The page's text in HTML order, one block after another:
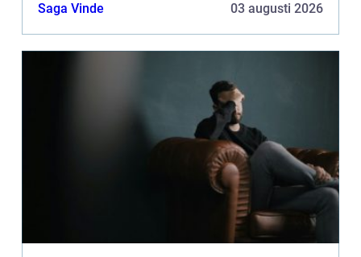
Saga Vinde 03 augusti 2026